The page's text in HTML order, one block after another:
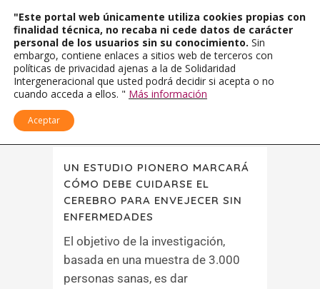
UN ESTUDIO PIONERO MARCARÁ
CÓMO DEBE CUIDARSE EL
CEREBRO PARA ENVEJECER SIN
ENFERMEDADES
El objetivo de la investigación,
basada en una muestra de 3.000
personas sanas, es dar
"Este portal web únicamente utiliza cookies propias con
finalidad técnica, no recaba ni cede datos de carácter
personal de los usuarios sin su conocimiento. Sin
embargo, contiene enlaces a sitios web de terceros con
políticas de privacidad ajenas a la de Solidaridad
Intergeneracional que usted podrá decidir si acepta o no
cuando acceda a ellos. " Más información
Aceptar